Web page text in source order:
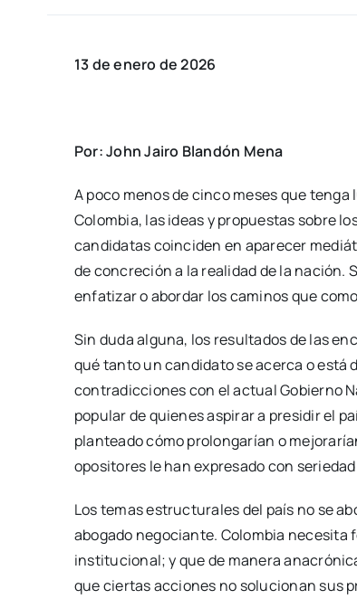
13 de enero de 2026
Por: John Jairo Blandón Mena
A poco menos de cinco meses que
Colombia, las ideas y propuestas sobre
candidatas coinciden en aparecer
de concreción a la realidad de la nación.
enfatizar o abordar los caminos que
Sin duda alguna, los resultados de las
qué tanto un candidato se acerca o está
contradicciones con el actual Gobierno
popular de quienes aspirar a presidir el
planteado cómo prolongarían o
opositores le han expresado con
Los temas estructurales del país no se
abogado negociante. Colombia necesita
institucional; y que de manera
que ciertas acciones no solucionan sus